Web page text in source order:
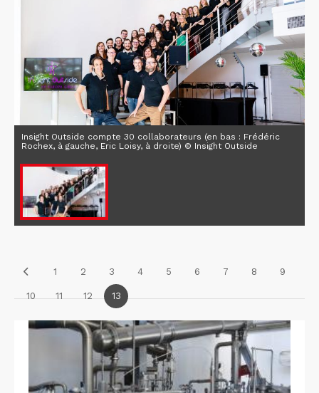
Insight Outside compte 30 collaborateurs (en bas : Frédéric
Rochex, à gauche, Eric Loisy, à droite) © Insight Outside
1 2 3 4 5 6 7 8 9
10 11 12 13